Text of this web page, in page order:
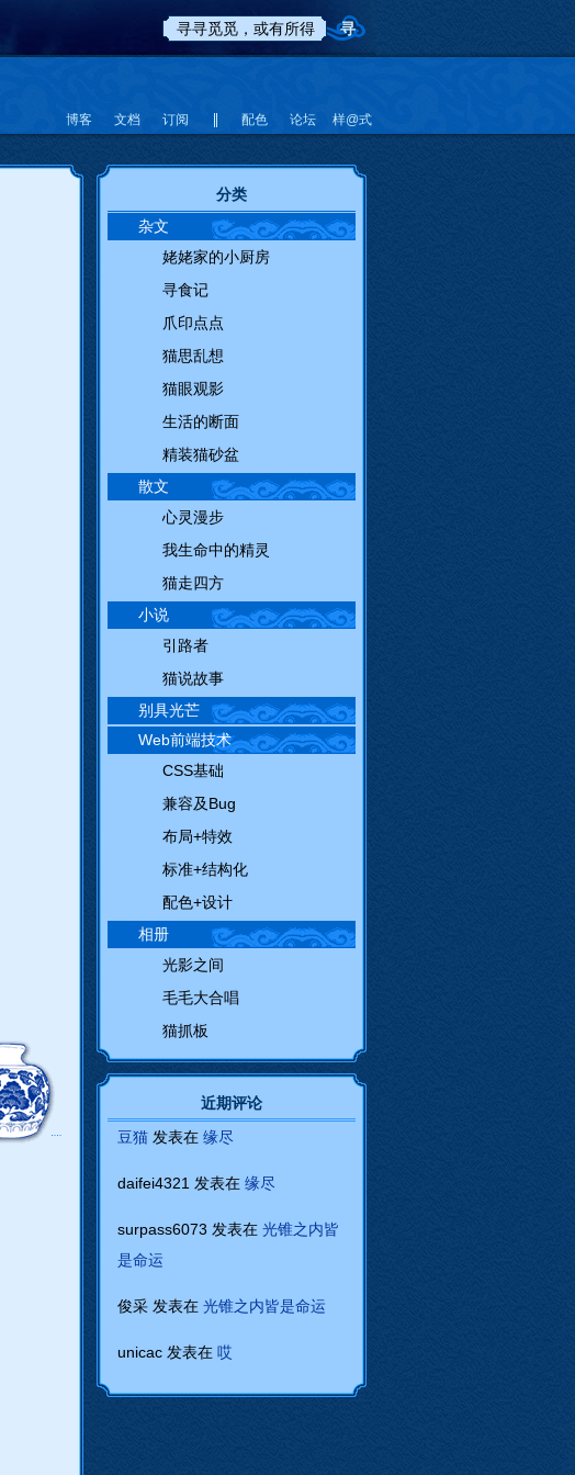
博客 文档 订阅 配色 论坛 样@式
分类
杂文
姥姥家的小厨房
寻食记
爪印点点
猫思乱想
猫眼观影
生活的断面
精装猫砂盆
散文
心灵漫步
我生命中的精灵
猫走四方
小说
引路者
猫说故事
别具光芒
Web前端技术
CSS基础
兼容及Bug
布局+特效
标准+结构化
配色+设计
相册
光影之间
毛毛大合唱
猫抓板
近期评论
豆猫 发表在 缘尽
daifei4321 发表在 缘尽
surpass6073 发表在 光锥之内皆
是命运
俊采 发表在 光锥之内皆是命运
unicac 发表在 哎